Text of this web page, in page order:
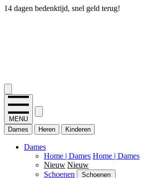
14 dagen bedenktijd, snel geld terug!
MENU
Dames
Heren Kinderen
Dames
Home | Dames Home | Dames
Nieuw Nieuw
Schoenen
Schoenen